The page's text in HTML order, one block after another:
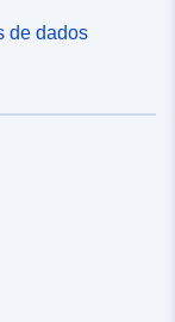
de dados